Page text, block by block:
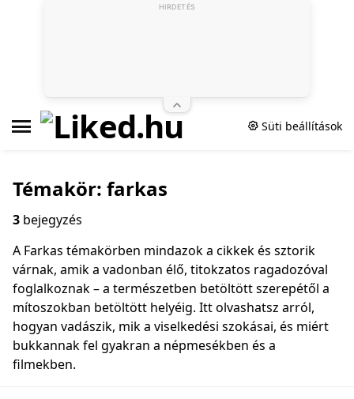
Süti beállítások
Témakör: farkas
3 bejegyzés
A Farkas témakörben mindazok a cikkek és sztorik
várnak, amik a vadonban élő, titokzatos ragadozóval
foglalkoznak – a természetben betöltött szerepétől a
mítoszokban betöltött helyéig. Itt olvashatsz arról,
hogyan vadászik, mik a viselkedési szokásai, és miért
bukkannak fel gyakran a népmesékben és a
filmekben.
HIRDETÉS